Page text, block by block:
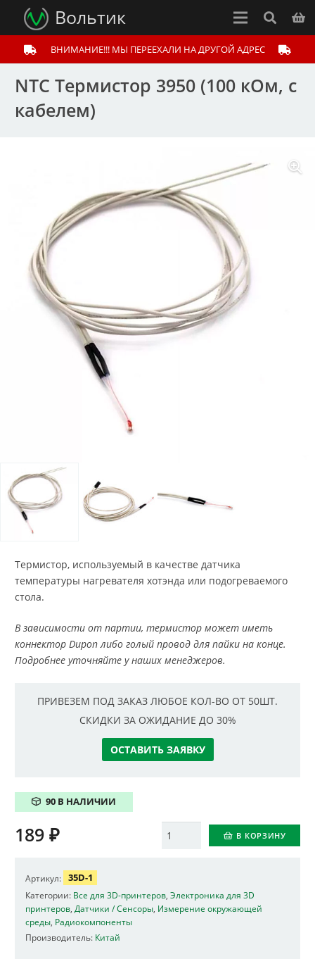
Вольтик
ВНИМАНИЕ!!! МЫ ПЕРЕЕХАЛИ НА ДРУГОЙ АДРЕС
NTC Термистор 3950 (100 кОм, с
кабелем)
Термистор, используемый в качестве датчика
температуры нагревателя хотэнда или подогреваемого
стола.
В зависимости от партии, термистор может иметь
коннектор Dupon либо голый провод для пайки на конце.
Подробнее уточняйте у наших менеджеров.
ПРИВЕЗЕМ ПОД ЗАКАЗ ЛЮБОЕ КОЛ-ВО ОТ 50ШТ.
СКИДКИ ЗА ОЖИДАНИЕ ДО 30%
ОСТАВИТЬ ЗАЯВКУ
90 В НАЛИЧИИ
Количество В КОРЗИНУ
189 ₽
Артикул: 35D-1
Категории: Все для 3D-принтеров Электроника для 3D
принтеров Датчики / Сенсоры Измерение окружающей
среды Радиокомпоненты
Производитель: Китай